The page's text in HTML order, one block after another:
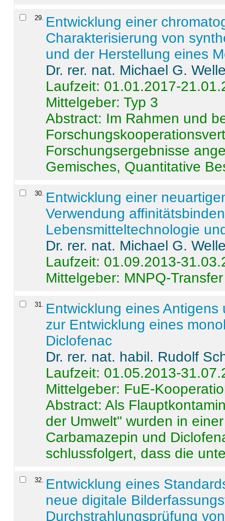
29. Entwicklung einer
Charakterisierung von
und der Herstellung eines
Dr. rer. nat. Michael G.
Laufzeit: 01.01.2017-
Mittelgeber: Typ 3
Abstract: Im Rahmen und
Forschungsergebnisse
Gemisches, Quantitative
30. Entwicklung einer
Verwendung
Lebensmitteltechnologie
Dr. rer. nat. Michael G.
Laufzeit: 01.09.2013-
Mittelgeber: MNPQ-Transfer
31. Entwicklung eines
zur Entwicklung eines
Diclofenac
Dr. rer. nat. habil. Rudolf
Laufzeit: 01.05.2013-
Mittelgeber: FuE-
Abstract:Als
der Umwelt" wurden in
Carbamazepin und
schlussfolgert, dass die
32. Entwicklung eines
neue digitale
Durchstrahlungsprüfung